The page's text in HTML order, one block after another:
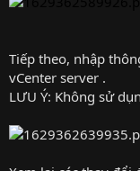
Tiếp theo, nhập
vCenter server .
LƯU Ý: Không sử